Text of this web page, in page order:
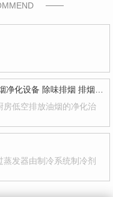
房低空排放油烟的净化治
发器由制冷系统制冷剂